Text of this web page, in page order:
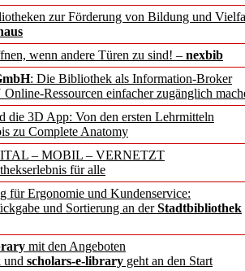
zur Förderung von Bildung und
wenn andere Türen zu sind! – nexbib
: Die Bibliothek als Information-Broker
Ressourcen einfacher zugänglich
die 3D App: Von den ersten Lehrmitteln
zu Complete Anatomy
– MOBIL – VERNETZT
für alle
für Ergonomie und Kundenservice:
und Sortierung an derStadtbibliothek
mit den Angeboten
und scholars-e-library geht an den Start
Zeitschrift für
Attempto
Information
in
Institut neu
und